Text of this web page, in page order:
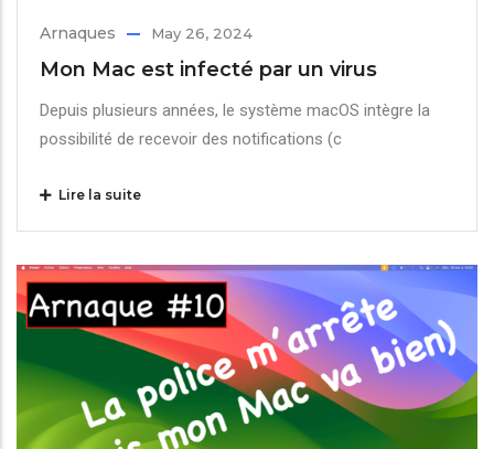
Arnaques May 26, 2024
Mon Mac est infecté par un virus
Depuis plusieurs années, le système macOS intègre la
possibilité de recevoir des notifications (c
Lire la suite